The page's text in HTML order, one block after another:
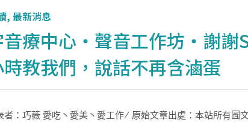
, 最新消息
療中心・聲音工作坊・謝
時教我們，說話不再含滷蛋
者：巧薇 愛吃丶愛美丶愛工作/ 原始文章出處：本站所有圖